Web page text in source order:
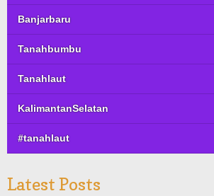
Banjarbaru
Tanahbumbu
Tanahlaut
KalimantanSelatan
#tanahlaut
Latest Posts